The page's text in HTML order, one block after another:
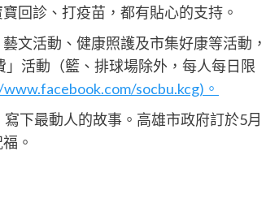
回診、打疫苗，都有貼心的支持。
文活動、健康照護及市集好康等活動，
活動（籃、排球場除外，每人每日限
socbu.kcg)。
下最動人的故事。高雄市政府訂於5月
。